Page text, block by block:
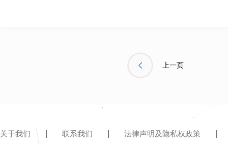
上一页
关于我们 联系我们 法律声明及隐私权政策